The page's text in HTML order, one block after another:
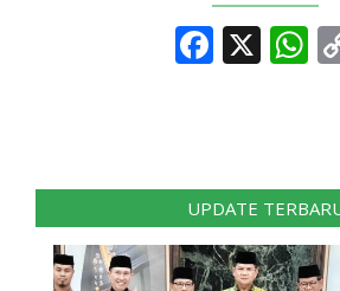
X
UPDATE